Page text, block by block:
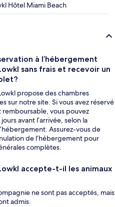
Hôtel Miami Beach
à l’hébergement
sans frais et recevoir un
propose des chambres
sur notre site. Si vous avez réservé
vous pouvez
avant l’arrivée, selon la
Assurez-vous de
de l’hébergement pour
complètes.
accepte-t-il les animaux
ne sont pas acceptés, mais
admis.